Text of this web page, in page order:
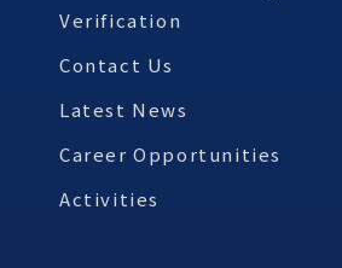
Verification
Contact Us
Latest News
Career Opportunities
Activities